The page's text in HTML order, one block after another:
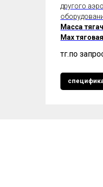
другого
Масса
Max
тңг.по